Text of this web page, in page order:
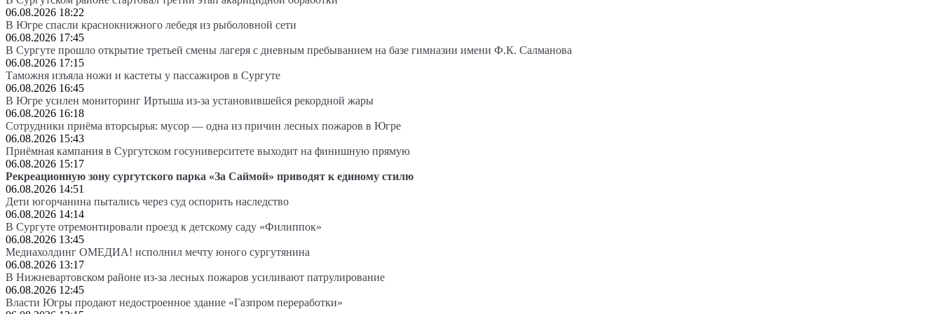
06.08.2026 18:22
В Югре спасли краснокнижного лебедя из рыболовной сети
06.08.2026 17:45
В Сургуте прошло открытие третьей смены лагеря с дневным пребыванием на базе гимназии имени Ф.К. Салманова
06.08.2026 17:15
Таможня изъяла ножи и кастеты у пассажиров в Сургуте
06.08.2026 16:45
В Югре усилен мониторинг Иртыша из-за установившейся рекордной жары
06.08.2026 16:18
Сотрудники приёма вторсырья: мусор — одна из причин лесных пожаров в Югре
06.08.2026 15:43
Приёмная кампания в Сургутском госуниверситете выходит на финишную прямую
06.08.2026 15:17
Рекреационную зону сургутского парка «За Саймой» приводят к единому стилю
06.08.2026 14:51
Дети югорчанина пытались через суд оспорить наследство
06.08.2026 14:14
В Сургуте отремонтировали проезд к детскому саду «Филиппок»
06.08.2026 13:45
Медиахолдинг ОМЕДИА! исполнил мечту юного сургутянина
06.08.2026 13:17
В Нижневартовском районе из-за лесных пожаров усиливают патрулирование
06.08.2026 12:45
Власти Югры продают недостроенное здание «Газпром переработки»